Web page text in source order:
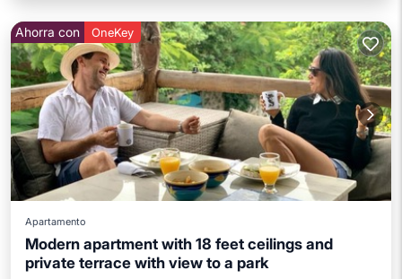
Ahorra con OneKey
Apartamento
Modern apartment with 18 feet ceilings and
private terrace with view to a park